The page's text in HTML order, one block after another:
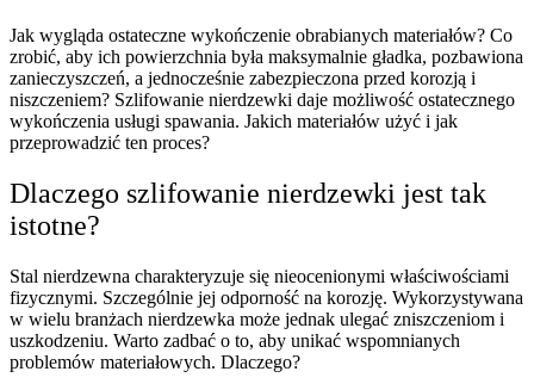
Jak wygląda ostateczne wykończenie obrabianych materiałów? Co
zrobić, aby ich powierzchnia była maksymalnie gładka, pozbawiona
zanieczyszczeń, a jednocześnie zabezpieczona przed korozją i
niszczeniem? Szlifowanie nierdzewki daje możliwość ostatecznego
wykończenia usługi spawania. Jakich materiałów użyć i jak
przeprowadzić ten proces?
Dlaczego szlifowanie nierdzewki jest tak
istotne?
Stal nierdzewna charakteryzuje się nieocenionymi właściwościami
fizycznymi. Szczególnie jej odporność na korozję. Wykorzystywana
w wielu branżach nierdzewka może jednak ulegać zniszczeniom i
uszkodzeniu. Warto zadbać o to, aby unikać wspomnianych
problemów materiałowych. Dlaczego?